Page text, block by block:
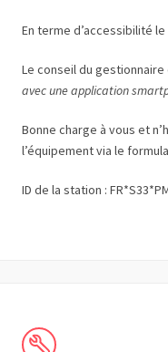
En terme d’accessibilité
Le conseil du gestionnaire
avec une application
Bonne charge à vous et
l’équipement via le
ID de la station :